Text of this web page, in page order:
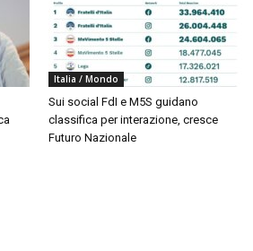
Italia / Mondo
Sui social FdI e M5S guidano
classifica per interazione, cresce
Futuro Nazionale